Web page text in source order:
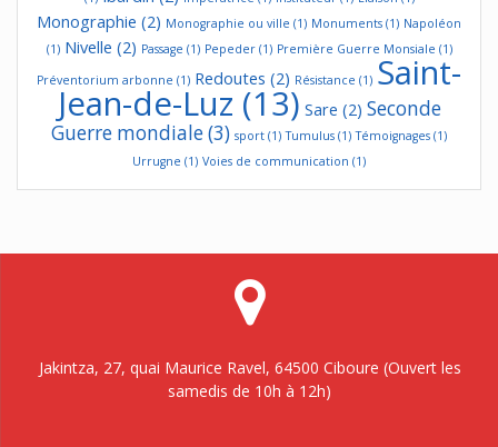
Monographie (2) Monographie ou ville (1) Monuments (1) Napoléon
(1) Nivelle (2) Passage (1) Pepeder(1) Première Guerre Monsiale (1)
Préventorium arbonne (1) Redoutes (2) Résistance (1) Saint-
Jean-de-Luz (13) Sare (2) Seconde
Guerre mondiale(3) sport (1) Tumulus (1) Témoignages (1)
Urrugne (1) Voies de communication (1)
Jakintza, 27, quai Maurice Ravel, 64500 Ciboure (Ouvert les
samedis de 10h à 12h)